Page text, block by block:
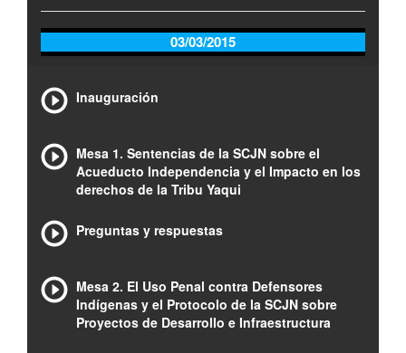
03/03/2015
Inauguración
Mesa 1. Sentencias de la SCJN sobre el
Acueducto Independencia y el Impacto en los
derechos de la Tribu Yaqui
Preguntas y respuestas
Mesa 2. El Uso Penal contra Defensores
Indígenas y el Protocolo de la SCJN sobre
Proyectos de Desarrollo e Infraestructura